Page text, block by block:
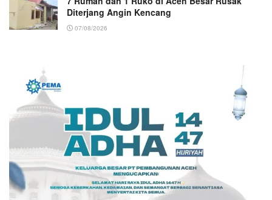
Diterjang Angin Kencang
07/08/2026